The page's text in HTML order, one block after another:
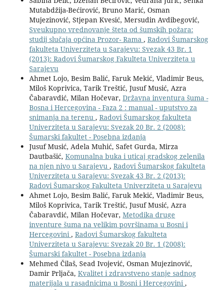
Mutabdžija-Bećirović, Bruno Marić, Osman
Mujezinović, Stjepan Kvesić, Mersudin Avdibegović,
Sveukupno vrednovanje šteta od šumskih požara:
studij slučaja općina Prozor- Rama , Radovi Šumarskog
fakulteta Univerziteta u Sarajevu: Svezak 43 Br. 1
(2013): Radovi Šumarskog Fakulteta Univerziteta u
Sarajevu
Ahmet Lojo, Besim Balić, Faruk Mekić, Vladimir Beus,
Miloš Koprivica, Tarik Treštić, Jusuf Musić, Azra
Čabaravdić, Milan Hočevar, Državna inventura šuma -
Bosna i Hercegovina - Faza 2 : manual - uputstvo za
snimanja na terenu , Radovi Šumarskog fakulteta
Univerziteta u Sarajevu: Svezak 20 Br. 2 (2008):
Šumarski fakultet - Posebna izdanja
Jusuf Musić, Adela Muhić, Safet Gurda, Mirza
Dautbašić, Komunalna buka i uticaj gradskog zelenila
na njen nivo u Sarajevu , Radovi Šumarskog fakulteta
Univerziteta u Sarajevu: Svezak 43 Br. 2 (2013):
Radovi Šumarskog Fakulteta Univerziteta u Sarajevu
Ahmet Lojo, Besim Balić, Faruk Mekić, Vladimir Beus,
Miloš Koprivica, Tarik Treštić, Jusuf Musić, Azra
Čabaravdić, Milan Hočevar, Metodika druge
inventure šuma na velikim površinama u Bosni i
Hercegovini , Radovi Šumarskog fakulteta
Univerziteta u Sarajevu: Svezak 20 Br. 1 (2008):
Šumarski fakultet - Posebna izdanja
Mehmed Čilaš, Sead Ivojević, Osman Mujezinović,
Damir Prljača, Kvalitet i zdravstveno stanje sadnog
materijala u rasadnicima u Bosni i Hercegovini ,